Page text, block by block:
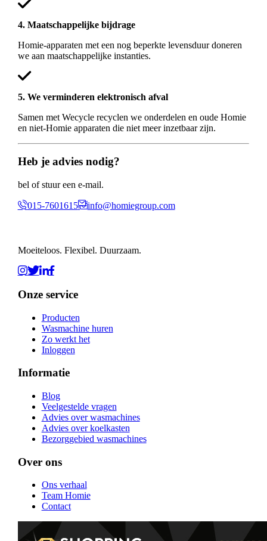
4. Maatschappelijke bijdrage
Homie-apparaten met een nog beperkte levensduur doneren
we aan maatschappelijke instanties.
5. We verminderen elektronisch afval
Samen met Wecycle recyclen we onderdelen en oude Homie
en niet-Homie apparaten die niet meer inzetbaar zijn.
Heb je advies nodig?
bel of stuur een e-mail.
015-7601615 info@homiegroup.com
Moeiteloos. Flexibel. Duurzaam.
Onze service
Producten
Wasmachine huren
Zo werkt het
Inloggen
Informatie
Blog
Veelgestelde vragen
Advies over wasmachines
Advies over koelkasten
Bezorggebied wasmachines
Over ons
Ons verhaal
Team Homie
Contact